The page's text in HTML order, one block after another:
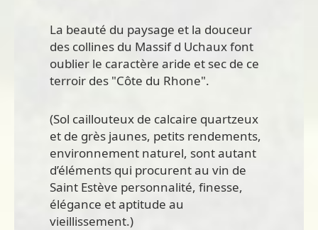
La beauté du paysage et la douceur
des collines du Massif d Uchaux font
oublier le caractère aride et sec de ce
terroir des "Côte du Rhone".
(Sol caillouteux de calcaire quartzeux
et de grès jaunes, petits rendements,
environnement naturel, sont autant
d’éléments qui procurent au vin de
Saint Estève personnalité, finesse,
élégance et aptitude au
vieillissement.)